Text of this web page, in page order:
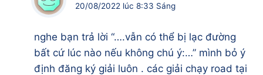
20/08/2022 lúc 8:33 Sáng
nghe bạn trả lời “….vẫn có thể bị lạc đường
bất cứ lúc nào nếu không chú ý:…” mình bỏ ý
định đăng ký giải luôn . các giải chạy road tại